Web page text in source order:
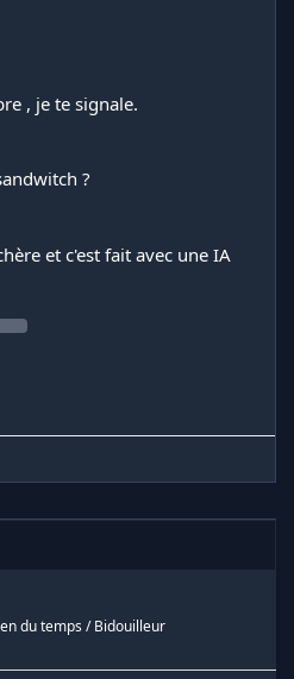
, je te signale.
?
et c'est fait avec une IA
du temps / Bidouilleur